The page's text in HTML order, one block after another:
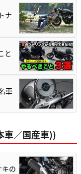
ナ
と
車
車／国産車))
の